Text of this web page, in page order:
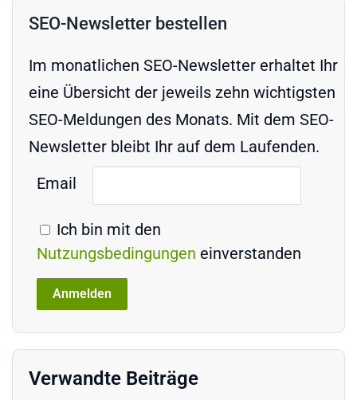
SEO-Newsletter bestellen
Im monatlichen SEO-Newsletter erhaltet Ihr
eine Übersicht der jeweils zehn wichtigsten
SEO-Meldungen des Monats. Mit dem SEO-
Newsletter bleibt Ihr auf dem Laufenden.
Email
Ich bin mit den
Nutzungsbedingungen einverstanden
Verwandte Beiträge